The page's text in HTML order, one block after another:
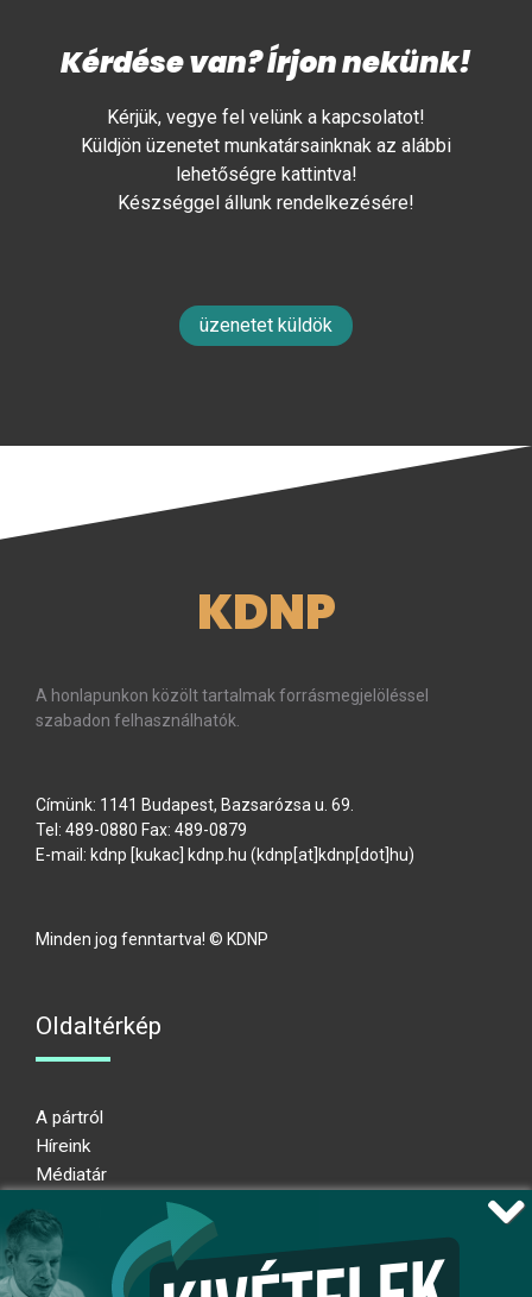
Kérdése van? Írjon nekünk!
Kérjük, vegye fel velünk a kapcsolatot!
Küldjön üzenetet munkatársainknak az alábbi
lehetőségre kattintva!
Készséggel állunk rendelkezésére!
üzenetet küldök
KDNP
A honlapunkon közölt tartalmak forrásmegjelöléssel
szabadon felhasználhatók.
Címünk: 1141 Budapest, Bazsarózsa u. 69.
Tel: 489-0880 Fax: 489-0879
E-mail: kdnp [kukac] kdnp hu (kdnp[at]kdnp[dot]hu)
Minden jog fenntartva! © KDNP
Oldaltérkép
A pártról
Híreink
Médiatár
Adatkezelési nyilatkozat
Átláthatósági nyilatkozat
Ugrás az oldal tetejére